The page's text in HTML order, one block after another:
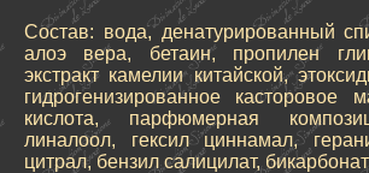
Состав: вода, денатурированный
алоэ вера, бетаин, пропилен
экстракт камелии китайской,
гидрогенизированное касторовое
кислота, парфюмерная
линалоол, гексил циннамал,
цитрал, бензил салицилат,